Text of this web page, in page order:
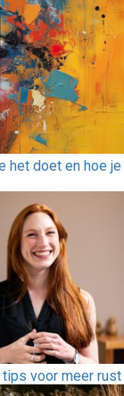
het doet en hoe je
voor meer rust